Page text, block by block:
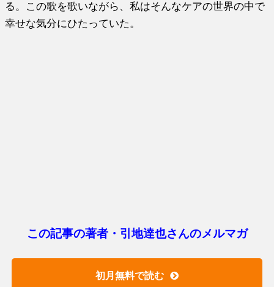
る。この歌を歌いながら、私はそんなケアの世界の中で
幸せな気分にひたっていた。
この記事の著者・引地達也さんのメルマガ
初月無料で読む